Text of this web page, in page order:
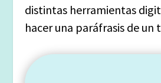
distintas herramientas
hacer una paráfrasis de un